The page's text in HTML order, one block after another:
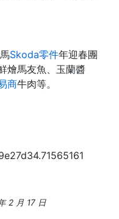
Skoda零件年迎春團
燴馬友魚、玉蘭醬
商牛肉等。
2 月 17 日